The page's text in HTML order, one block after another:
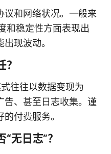
议和网络状况。一般来
和稳定性方面表现出
现波动。
往往以数据变现为
告、甚至日志收集。谨
付费服务。
无日志”？